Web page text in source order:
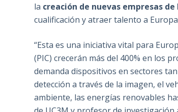
la creación de nuevas empresas
cualificación y atraer talento a
“Esta es una iniciativa vital para
(PIC) crecerán más del 400% en los
demanda dispositivos en sectores
detección a través de la imagen, el
ambiente, las energías renovables